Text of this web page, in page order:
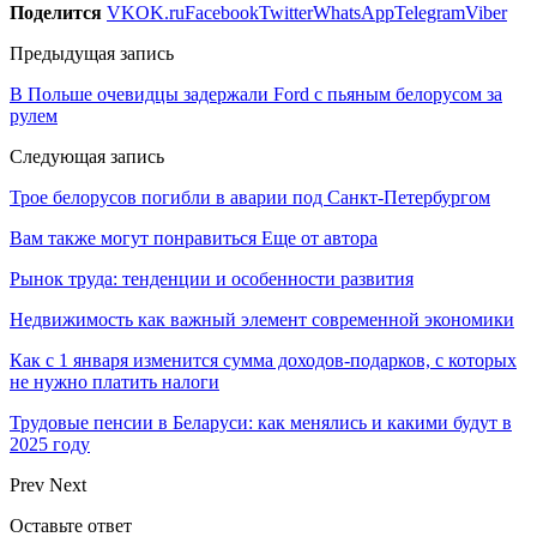
Поделится VKOK.ruFacebookTwitterWhatsAppTelegramViber
Предыдущая запись
В Польше очевидцы задержали Ford c пьяным белорусом за
рулем
Следующая запись
Трое белорусов погибли в аварии под Санкт-Петербургом
Вам также могут понравиться Еще от автора
Рынок труда: тенденции и особенности развития
Недвижимость как важный элемент современной экономики
Как с 1 января изменится сумма доходов-подарков, с которых
не нужно платить налоги
Трудовые пенсии в Беларуси: как менялись и какими будут в
2025 году
Prev Next
Оставьте ответ